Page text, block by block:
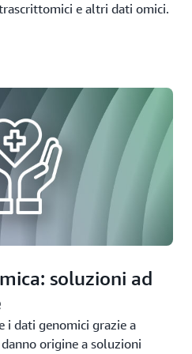
e altri dati omici.
soluzioni ad
i dati genomici grazie a
origine a soluzioni